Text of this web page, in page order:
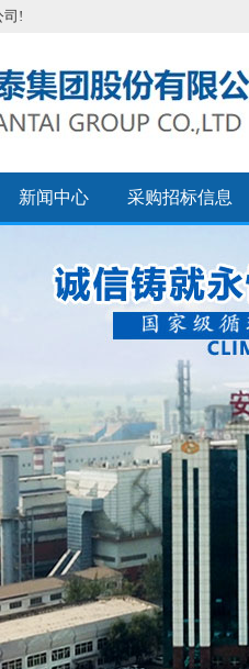
司!
新闻中心 采购招标信息